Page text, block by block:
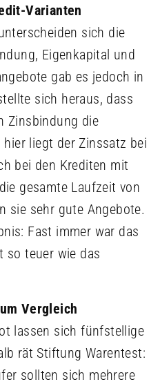
Varianten
sich die
Eigen­kapital und
gab es jedoch in
sich heraus, dass
Zinsbindung die
liegt der Zinssatz bei
bei den Krediten mit
gesamte Laufzeit von
sie sehr gute Angebote.
Fast immer war das
so teuer wie das
Vergleich
lassen sich fünfstellige
rät Stiftung Warentest:
sollten sich mehrere